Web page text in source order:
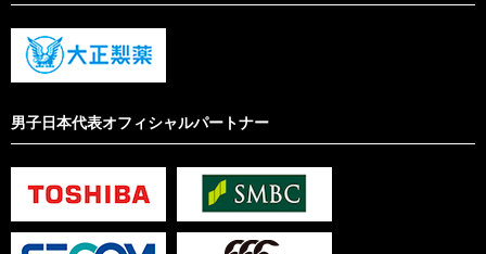
男子日本代表オフィシャルパートナー